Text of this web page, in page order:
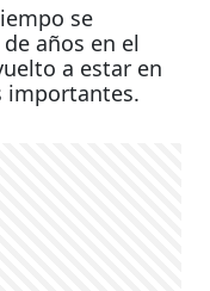
se
años en el
a estar en
importantes.